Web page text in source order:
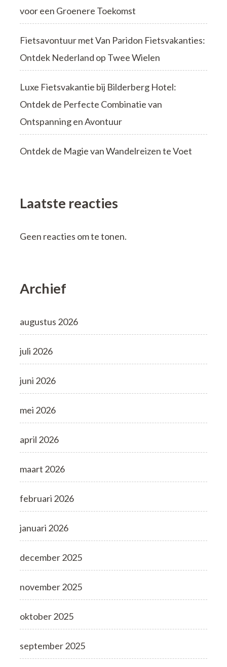
voor een Groenere Toekomst
Fietsavontuur met Van Paridon Fietsvakanties:
Ontdek Nederland op Twee Wielen
Luxe Fietsvakantie bij Bilderberg Hotel:
Ontdek de Perfecte Combinatie van
Ontspanning en Avontuur
Ontdek de Magie van Wandelreizen te Voet
Laatste reacties
Geen reacties om te tonen.
Archief
augustus 2026
juli 2026
juni 2026
mei 2026
april 2026
maart 2026
februari 2026
januari 2026
december 2025
november 2025
oktober 2025
september 2025